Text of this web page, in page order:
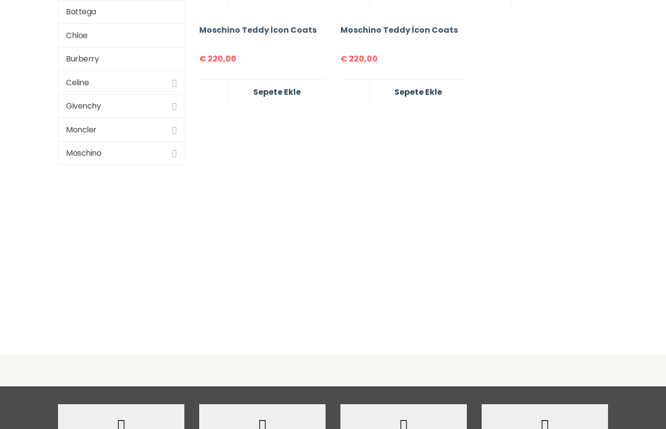
Bottega
Chloe
Burberry
Celine
Givenchy
Moncler
Moschino
Moschino Teddy İcon Coats
€ 220,00
Sepete Ekle
Moschino Teddy İcon Coats
€ 220,00
Sepete Ekle